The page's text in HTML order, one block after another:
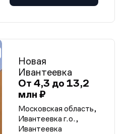
Новая
Ивантеевка
От 4,3 до 13,2
млн ₽
Московская область,
Ивантеевка г.о.,
Ивантеевка